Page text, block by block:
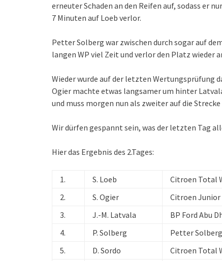
erneuter Schaden an den Reifen auf, sodass er
7 Minuten auf Loeb verlor.
Petter Solberg war zwischen durch sogar auf
langen WP viel Zeit und verlor den Platz wieder
Wieder wurde auf der letzten Wertungsprüfung
Ogier machte etwas langsamer um hinter
und muss morgen nun als zweiter auf die Strecke
Wir dürfen gespannt sein, was der letzten Tag
Hier das Ergebnis des 2.Tages:
1. S. Loeb Citroen Total
2.
S. Ogier Citroen Junior
3.
J.-M. Latvala BP Ford Abu
4.
P. Solberg Petter
5.
D. Sordo Citroen Total